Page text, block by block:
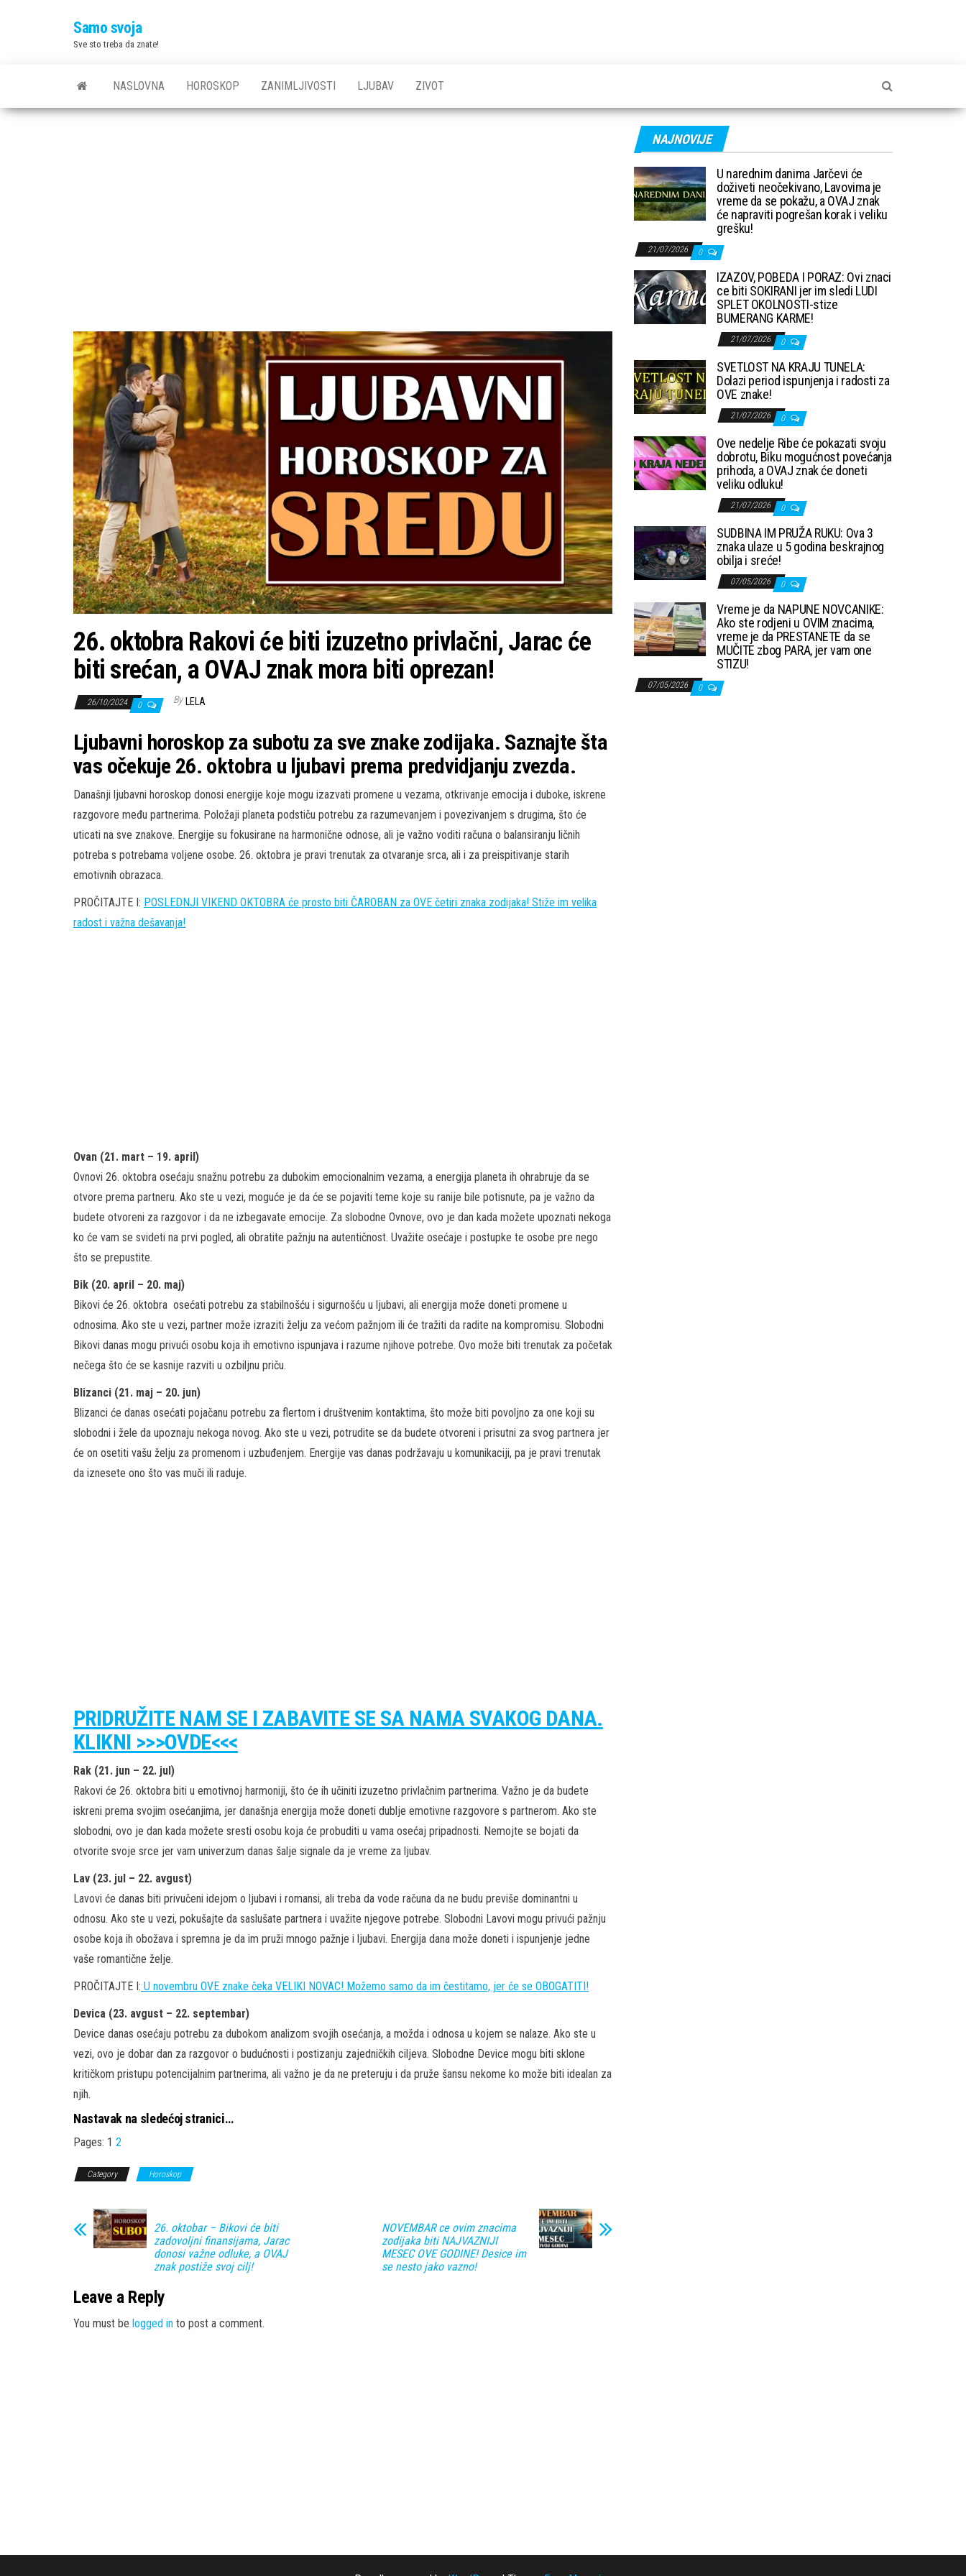
Samo svoja
Sve sto treba da znate!
NASLOVNA HOROSKOP ZANIMLJIVOSTI LJUBAV ZIVOT
26. oktobra Rakovi će biti izuzetno privlačni, Jarac će
biti srećan, a OVAJ znak mora biti oprezan!
26/10/2024 0 By LELA
Ljubavni horoskop za subotu za sve znake zodijaka. Saznajte šta
vas očekuje 26. oktobra u ljubavi prema predvidjanju zvezda.
Današnji ljubavni horoskop donosi energije koje mogu izazvati promene u vezama, otkrivanje emocija i duboke, iskrene
razgovore među partnerima. Položaji planeta podstiču potrebu za razumevanjem i povezivanjem s drugima, što će
uticati na sve znakove. Energije su fokusirane na harmonične odnose, ali je važno voditi računa o balansiranju ličnih
potreba s potrebama voljene osobe. 26. oktobra je pravi trenutak za otvaranje srca, ali i za preispitivanje starih
emotivnih obrazaca.
PROČITAJTE I: POSLEDNJI VIKEND OKTOBRA će prosto biti ČAROBAN za OVE četiri znaka zodijaka! Stiže im velika
radost i važna dešavanja!
Ovan (21. mart – 19. april)
Ovnovi 26. oktobra osećaju snažnu potrebu za dubokim emocionalnim vezama, a energija planeta ih ohrabruje da se
otvore prema partneru. Ako ste u vezi, moguće je da će se pojaviti teme koje su ranije bile potisnute, pa je važno da
budete otvoreni za razgovor i da ne izbegavate emocije. Za slobodne Ovnove, ovo je dan kada možete upoznati nekoga
ko će vam se svideti na prvi pogled, ali obratite pažnju na autentičnost. Uvažite osećaje i postupke te osobe pre nego
što se prepustite.
Bik (20. april – 20. maj)
Bikovi će 26. oktobra osećati potrebu za stabilnošću i sigurnošću u ljubavi, ali energija može doneti promene u
odnosima. Ako ste u vezi, partner može izraziti želju za većom pažnjom ili će tražiti da radite na kompromisu. Slobodni
Bikovi danas mogu privući osobu koja ih emotivno ispunjava i razume njihove potrebe. Ovo može biti trenutak za početak
nečega što će se kasnije razviti u ozbiljnu priču.
Blizanci (21. maj – 20. jun)
Blizanci će danas osećati pojačanu potrebu za flertom i društvenim kontaktima, što može biti povoljno za one koji su
slobodni i žele da upoznaju nekoga novog. Ako ste u vezi, potrudite se da budete otvoreni i prisutni za svog partnera jer
će on osetiti vašu želju za promenom i uzbuđenjem. Energije vas danas podržavaju u komunikaciji, pa je pravi trenutak
da iznesete ono što vas muči ili raduje.
PRIDRUŽITE NAM SE I ZABAVITE SE SA NAMA SVAKOG DANA.
KLIKNI >>>OVDE<<<
Rak (21. jun – 22. jul)
Rakovi će 26. oktobra biti u emotivnoj harmoniji, što će ih učiniti izuzetno privlačnim partnerima. Važno je da budete
iskreni prema svojim osećanjima, jer današnja energija može doneti dublje emotivne razgovore s partnerom. Ako ste
slobodni, ovo je dan kada možete sresti osobu koja će probuditi u vama osećaj pripadnosti. Nemojte se bojati da
otvorite svoje srce jer vam univerzum danas šalje signale da je vreme za ljubav.
Lav (23. jul – 22. avgust)
Lavovi će danas biti privučeni idejom o ljubavi i romansi, ali treba da vode računa da ne budu previše dominantni u
odnosu. Ako ste u vezi, pokušajte da saslušate partnera i uvažite njegove potrebe. Slobodni Lavovi mogu privući pažnju
osobe koja ih obožava i spremna je da im pruži mnogo pažnje i ljubavi. Energija dana može doneti i ispunjenje jedne
vaše romantične želje.
PROČITAJTE I: U novembru OVE znake čeka VELIKI NOVAC! Možemo samo da im čestitamo, jer će se OBOGATITI!
Devica (23. avgust – 22. septembar)
Device danas osećaju potrebu za dubokom analizom svojih osećanja, a možda i odnosa u kojem se nalaze. Ako ste u
vezi, ovo je dobar dan za razgovor o budućnosti i postizanju zajedničkih ciljeva. Slobodne Device mogu biti sklone
kritičkom pristupu potencijalnim partnerima, ali važno je da ne preteruju i da pruže šansu nekome ko može biti idealan za
njih.
Nastavak na sledećoj stranici…
Pages: 1 2
Category Horoskop
26. oktobar – Bikovi će biti
zadovoljni finansijama, Jarac
donosi važne odluke, a OVAJ
znak postiže svoj cilj!
NOVEMBAR ce ovim znacima
zodijaka biti NAJVAZNIJI
MESEC OVE GODINE! Desice im
se nesto jako vazno!
Leave a Reply
You must be logged in to post a comment.
NAJNOVIJE
U narednim danima Jarčevi će
doživeti neočekivano, Lavovima je
vreme da se pokažu, a OVAJ znak
će napraviti pogrešan korak i veliku
grešku!
21/07/2026 0
IZAZOV, POBEDA I PORAZ: Ovi znaci
ce biti SOKIRANI jer im sledi LUDI
SPLET OKOLNOSTI-stize
BUMERANG KARME!
21/07/2026 0
SVETLOST NA KRAJU TUNELA:
Dolazi period ispunjenja i radosti za
OVE znake!
21/07/2026 0
Ove nedelje Ribe će pokazati svoju
dobrotu, Biku mogućnost povećanja
prihoda, a OVAJ znak će doneti
veliku odluku!
21/07/2026 0
SUDBINA IM PRUŽA RUKU: Ova 3
znaka ulaze u 5 godina beskrajnog
obilja i sreće!
07/05/2026 0
Vreme je da NAPUNE NOVCANIKE:
Ako ste rodjeni u OVIM znacima,
vreme je da PRESTANETE da se
MUČITE zbog PARA, jer vam one
STIZU!
07/05/2026 0